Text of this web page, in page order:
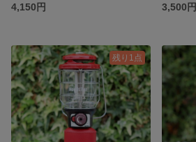
4,150円
3,500円
残り1点